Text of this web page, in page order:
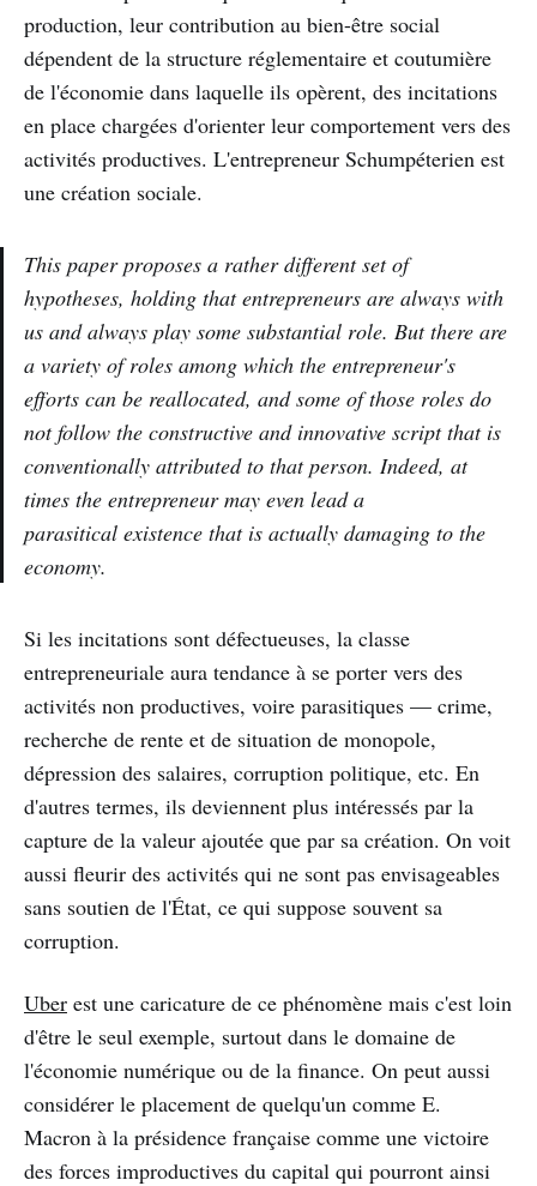
production, leur contribution au bien-être social
dépendent de la structure réglementaire et coutumière
de l'économie dans laquelle ils opèrent, des incitations
en place chargées d'orienter leur comportement vers des
activités productives. L'entrepreneur Schumpéterien est
une création sociale.
This paper proposes a rather different set of
hypotheses, holding that entrepreneurs are always with
us and always play some substantial role. But there are
a variety of roles among which the entrepreneur's
efforts can be reallocated, and some of those roles do
not follow the constructive and innovative script that is
conventionally attributed to that person. Indeed, at
times the entrepreneur may even lead a
parasitical existence that is actually damaging to the
economy.
Si les incitations sont défectueuses, la classe
entrepreneuriale aura tendance à se porter vers des
activités non productives, voire parasitiques — crime,
recherche de rente et de situation de monopole,
dépression des salaires, corruption politique, etc. En
d'autres termes, ils deviennent plus intéressés par la
capture de la valeur ajoutée que par sa création. On voit
aussi fleurir des activités qui ne sont pas envisageables
sans soutien de l'État, ce qui suppose souvent sa
corruption.
Uber est une caricature de ce phénomène mais c'est loin
d'être le seul exemple, surtout dans le domaine de
l'économie numérique ou de la finance. On peut aussi
considérer le placement de quelqu'un comme E.
Macron à la présidence française comme une victoire
des forces improductives du capital qui pourront ainsi